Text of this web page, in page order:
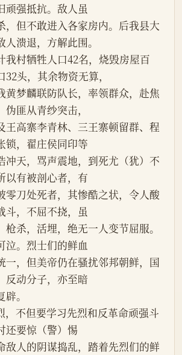
顽强抵抗。敌人虽
，但不敢进入各家房内。后我县大
溃退，方解此围。
我村牺牲人口42名，烧毁房屋百
头，其余物资无算，
黄梦麟联防队长，率领群众，赴焦
匪从青纱突击，
王高寨李青林、三王寨顿留群、程
锁，翟庄侯同印等
冲天，骂声震地，到死尤（犹）不
以有被剖心者，有
零刀处死者，其惨酷之状，令人酸
斗，不屈不挠，虽
枪杀，活埋，绝无一人变节屈服。
泣。烈士们的鲜血
一，但美帝仍在骚扰邻邦朝鲜，国
反动分子，亦至暗
。
还要惊（警）惕
敌人的阴谋捣乱，踏着先烈们的鲜